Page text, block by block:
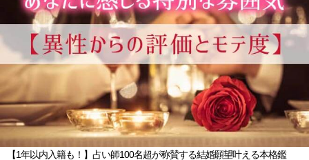
【1年以内入籍も！】占い師100名超が称賛する結婚願望叶える本格鑑